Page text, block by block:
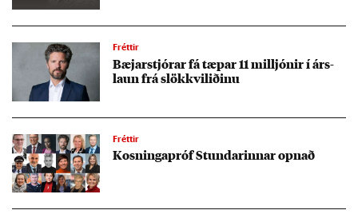
Fréttir
Bæj­ar­stjór­ar fá tæp­ar 11 millj­ón­ir í árs­
laun frá slökkvi­lið­inu
Fréttir
Kosn­inga­próf Stund­ar­inn­ar opn­að